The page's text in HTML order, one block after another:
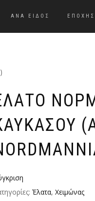
ΑΝΑ ΕΊΔΟΣ ΕΠΟΧΉΣ
Έλατα, Χειμώνας